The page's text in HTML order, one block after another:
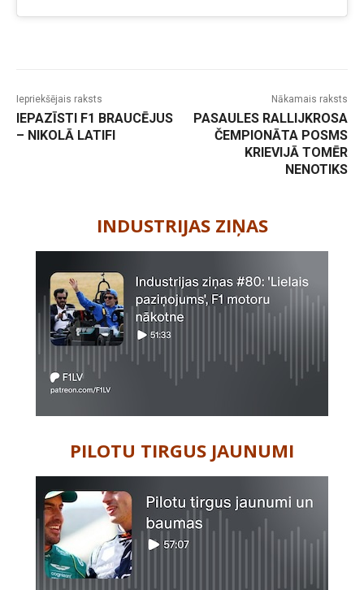
Iepriekšējais raksts
IEPAZĪSTI F1 BRAUCĒJUS
– NIKOLĀ LATIFI
Nākamais raksts
PASAULES RALLIJKROSA
ČEMPIONĀTA POSMS
KRIEVIJĀ TOMĒR
NENOTIKS
INDUSTRIJAS ZIŅAS
PILOTU TIRGUS JAUNUMI